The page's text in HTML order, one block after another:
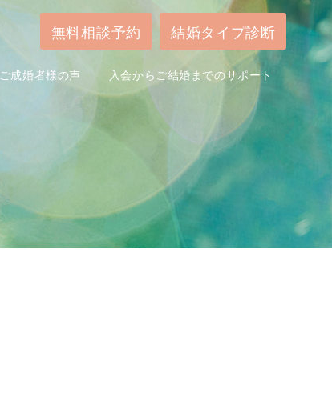
無料相談予約 結婚タイプ診断
ご成婚者様の声 入会からご結婚までのサポート